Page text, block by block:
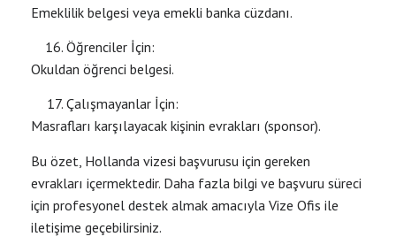
Emeklilik belgesi veya emekli banka cüzdanı.
Öğrenciler İçin:
Okuldan öğrenci belgesi.
Çalışmayanlar İçin:
Masrafları karşılayacak kişinin evrakları (sponsor).
Bu özet, Hollanda vizesi başvurusu için gereken
evrakları içermektedir. Daha fazla bilgi ve başvuru süreci
için profesyonel destek almak amacıyla Vize Ofis ile
iletişime geçebilirsiniz.